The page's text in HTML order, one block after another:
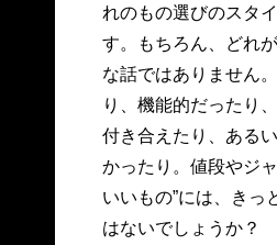
れのもの選びのスタ
す。もちろん、どれ
な話ではありません
り、機能的だったり
付き合えたり、ある
かったり。値段やジ
いいもの”には、きっ
はないでしょうか？